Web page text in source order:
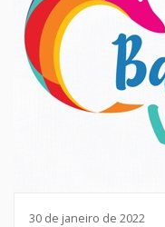
30 de janeiro de 2022